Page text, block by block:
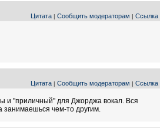
Цитата | Сообщить модераторам | Ссылка
Цитата | Сообщить модераторам | Ссылка
и "приличный" для Джорджа вокал. Вся
занимаешься чем-то другим.